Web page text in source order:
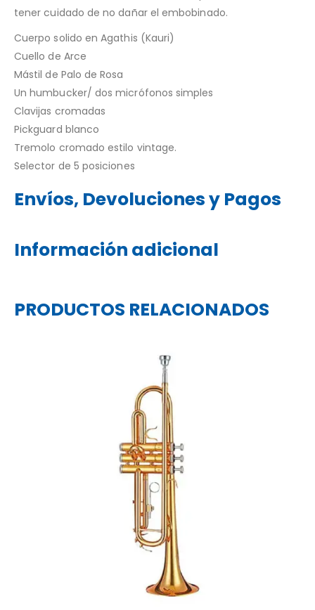
tener cuidado de no dañar el embobinado.
Cuerpo solido en Agathis (Kauri)
Cuello de Arce
Mástil de Palo de Rosa
Un humbucker/ dos micrófonos simples
Clavijas cromadas
Pickguard blanco
Tremolo cromado estilo vintage.
Selector de 5 posiciones
Envíos, Devoluciones y Pagos
Información adicional
PRODUCTOS RELACIONADOS